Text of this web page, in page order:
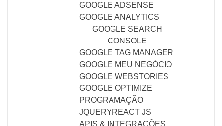
GOOGLE ADSENSE
GOOGLE ANALYTICS
GOOGLE SEARCH
CONSOLE
GOOGLE TAG MANAGER
GOOGLE MEU NEGÓCIO
GOOGLE WEBSTORIES
GOOGLE OPTIMIZE
PROGRAMAÇÃO
JQUERYREACT JS
APIS & INTEGRAÇÕES